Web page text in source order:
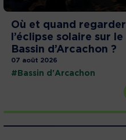
Où et quand regarder
l’éclipse solaire sur le
Bassin d’Arcachon ?
07 août 2026
#Bassin d'Arcachon